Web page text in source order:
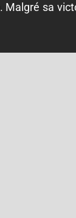
sa